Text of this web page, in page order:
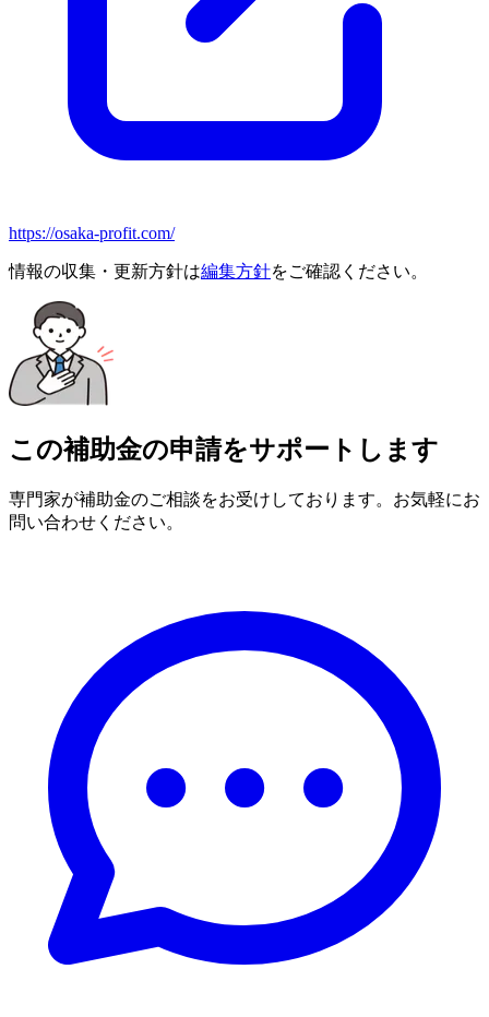
https://osaka-profit.com/
情報の収集・更新方針は編集方針をご確認ください。
この補助金の申請をサポートします
専門家が補助金のご相談をお受けしております。お気軽にお
問い合わせください。